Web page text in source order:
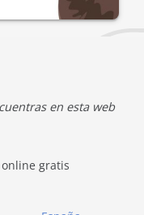
en esta web
gratis